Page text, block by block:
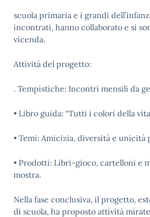
scuola primaria e i grandi
incontrati, hanno collaborato e si
vicenda.
Attività del progetto:
. Tempistiche: Incontri mensili da
• Libro guida: “Tutti i colori della
• Temi: Amicizia, diversità e unicità
• Prodotti: Libri-gioco, cartelloni e
mostra.
Nella fase conclusiva, il progetto,
di scuola, ha proposto attività